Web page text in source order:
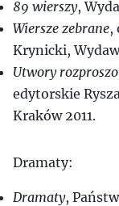
89 wierszy,
Wiersze zebrane,
Krynicki,
Utwory
edytorskie
Kraków 2011.
Dramaty:
Dramaty,